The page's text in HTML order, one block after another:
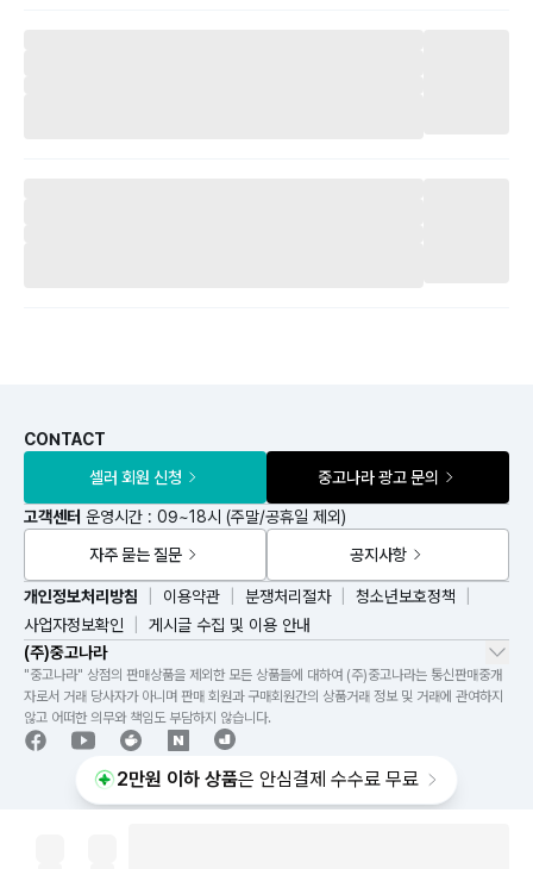
2만원 이하 상품은 안심결제 수수료 무료
CONTACT
셀러 회원 신청
중고나라 광고 문의
고객센터 운영시간 : 09~18시 (주말/공휴일 제외)
자주 묻는 질문
공지사항
(주)중고나라
개인정보처리방침 이용약관 분쟁처리절차
청소년보호정책
사업자정보확인
게시글 수집 및 이용 안내
"중고나라" 상점의 판매상품을 제외한 모든 상품들에 대하여 (주)중고나라는 통신판매중개
자로서 거래 당사자가 아니며 판매 회원과 구매회원간의 상품거래 정보 및 거래에 관여하지
않고 어떠한 의무와 책임도 부담하지 않습니다.